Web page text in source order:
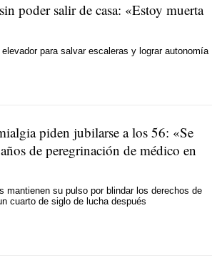
poder salir de casa: «Estoy muerta
para salvar escaleras y lograr autonomía
piden jubilarse a los 56: «Se
de peregrinación de médico en
mantienen su pulso por blindar los derechos de
cuarto de siglo de lucha después